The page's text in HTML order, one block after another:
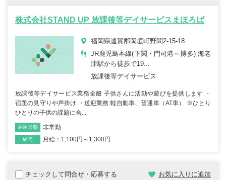
株式会社STAND UP 放課後等デイサービスまほろば
福岡県遠賀郡岡垣町野間2-15-18
JR鹿児島本線(下関・門司港～博多) 海老
津駅から徒歩で19...
放課後等デイサービス
放課後等デイサービス業務全般 子供さんに活動や遊びを提供します ・
宿題の見守りや声掛け ・送迎業務:軽自動車、普通車（AT車） ※ひとり
ひとりの子供の課題に合...
職種
雇用形態 非常勤
給与 月給：1,100円～1,300円
チェックして問合せ・応募する お気に入りに追加